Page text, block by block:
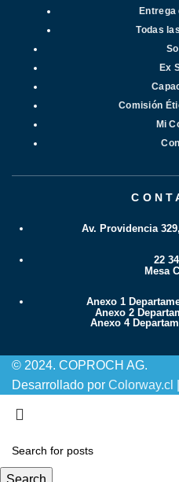
Entrega
Todas
Ex
Comisión
Mi
Av. Providencia
22
Mesa
Anexo 1
Anexo 2
Anexo 4
© 2024. COPROCH AG.
Desarrollado por Colorway.cl
Search